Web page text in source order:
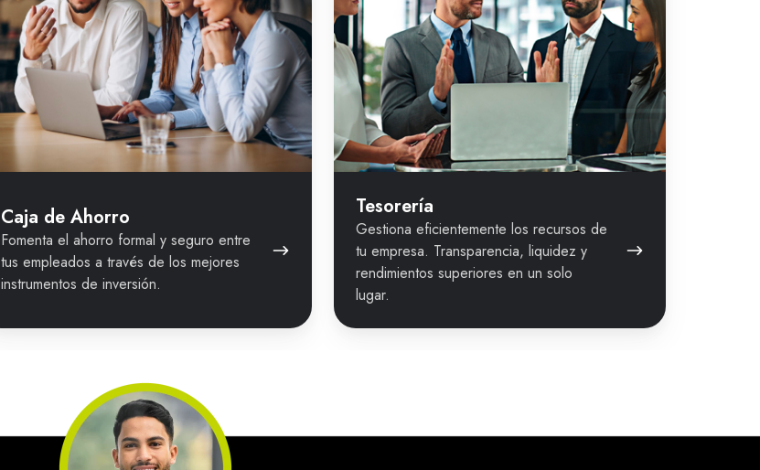
Caja de Ahorro
Fomenta el ahorro formal y seguro entre
tus empleados a través de los mejores
instrumentos de inversión.
Tesorería
Gestiona eficientemente los recursos de
tu empresa. Transparencia, liquidez y
rendimientos superiores en un solo
lugar.